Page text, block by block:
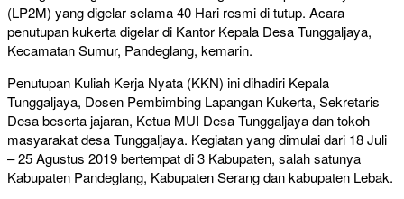
(LP2M) yang digelar selama 40 Hari resmi di tutup. Acara
penutupan kukerta digelar di Kantor Kepala Desa Tunggaljaya,
Kecamatan Sumur, Pandeglang, kemarin.
Penutupan Kuliah Kerja Nyata (KKN) ini dihadiri Kepala
Tunggaljaya, Dosen Pembimbing Lapangan Kukerta, Sekretaris
Desa beserta jajaran, Ketua MUI Desa Tunggaljaya dan tokoh
masyarakat desa Tunggaljaya. Kegiatan yang dimulai dari 18 Juli
– 25 Agustus 2019 bertempat di 3 Kabupaten, salah satunya
Kabupaten Pandeglang, Kabupaten Serang dan kabupaten Lebak.